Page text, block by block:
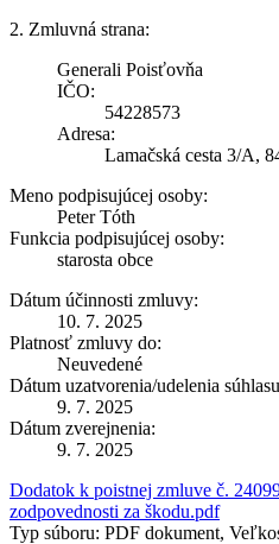
2. Zmluvná strana:
Generali Poisťovňa
IČO:
54228573
Adresa:
Lamačská cesta 3/A,
Meno podpisujúcej osoby:
Peter Tóth
Funkcia podpisujúcej osoby:
starosta obce
Dátum účinnosti zmluvy:
10. 7. 2025
Platnosť zmluvy do:
Neuvedené
Dátum uzatvorenia/udelenia
9. 7. 2025
Dátum zverejnenia:
9. 7. 2025
Dodatok k poistnej zmluve č.
zodpovednosti za škodu.pdf
Typ súboru: PDF dokument,